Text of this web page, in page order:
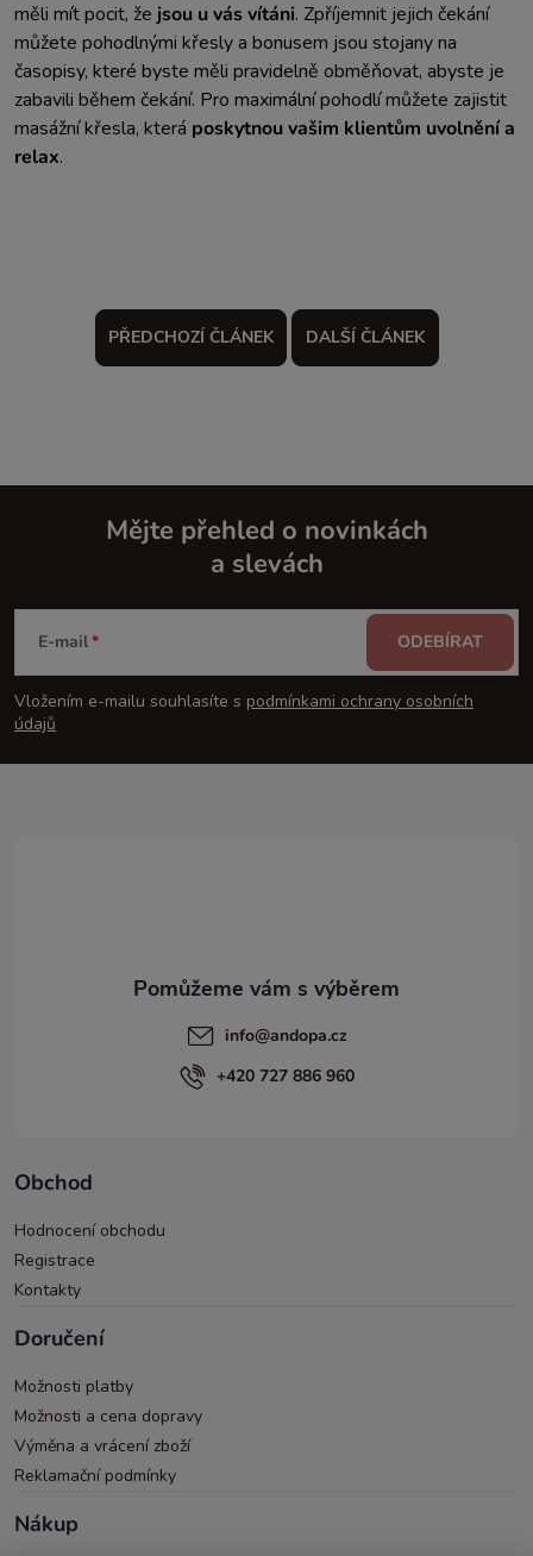
měli mít pocit, že jsou u vás vítáni. Zpříjemnit jejich čekání
můžete pohodlnými křesly a bonusem jsou stojany na
časopisy, které byste měli pravidelně obměňovat, abyste je
zabavili během čekání. Pro maximální pohodlí můžete zajistit
masážní křesla, která poskytnou vašim klientům uvolnění a
relax.
PŘEDCHOZÍ ČLÁNEK DALŠÍ ČLÁNEK
p
a
Mějte přehled o novinkách
a slevách
E-mail
Vložením e-mailu souhlasíte s podmínkami ochrany osobních
údajů
ODEBÍRAT
info@andopa.cz
+420 727 886 960
Obchod
Hodnocení obchodu
Registrace
Kontakty
Doručení
Možnosti platby
Možnosti a cena dopravy
Výměna a vrácení zboží
Reklamační podmínky
Nákup